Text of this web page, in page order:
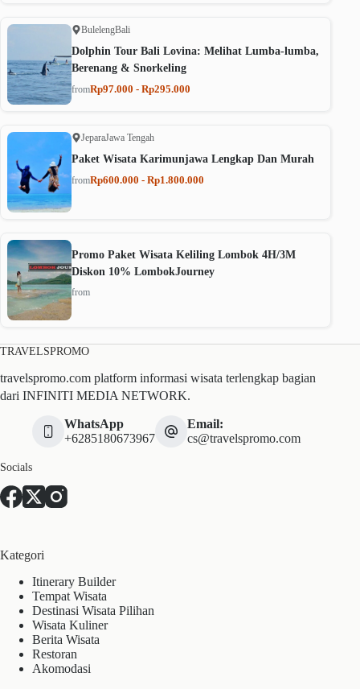
BulelengBali
Dolphin Tour Bali Lovina: Melihat Lumba-lumba,
Berenang & Snorkeling
fromRp97.000 - Rp295.000
JeparaJawa Tengah
Paket Wisata Karimunjawa Lengkap Dan Murah
fromRp600.000 - Rp1.800.000
Promo Paket Wisata Keliling Lombok 4H/3M
Diskon 10% LombokJourney
from
TRAVELSPROMO
travelspromo.com platform informasi wisata terlengkap bagian
dari INFINITI MEDIA NETWORK.
WhatsApp
+6285180673967
Email:
cs@travelspromo.com
Socials
Kategori
Itinerary Builder
Tempat Wisata
Destinasi Wisata Pilihan
Wisata Kuliner
Berita Wisata
Restoran
Akomodasi